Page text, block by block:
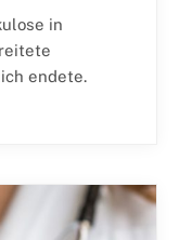
in
endete.